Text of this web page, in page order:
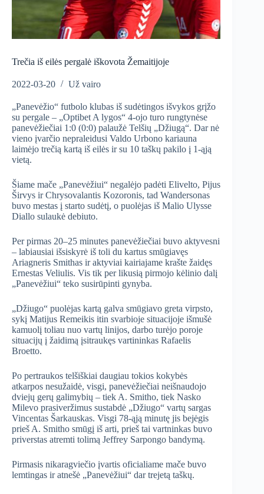
Trečia iš eilės pergalė iškovota Žemaitijoje
2022-03-20 Už vairo
„Panevėžio“ futbolo klubas iš sudėtingos išvykos grįžo
su pergale – „Optibet A lygos“ 4-ojo turo rungtynėse
panevėžiečiai 1:0 (0:0) palaužė Telšių „Džiugą“. Dar nė
vieno įvarčio nepraleidusi Valdo Urbono kariauna
laimėjo trečią kartą iš eilės ir su 10 taškų pakilo į 1-ąją
vietą.
Šiame mače „Panevėžiui“ negalėjo padėti Elivelto, Pijus
Širvys ir Chrysovalantis Kozoronis, tad Wandersonas
buvo mestas į starto sudėtį, o puolėjas iš Malio Ulysse
Diallo sulaukė debiuto.
Per pirmas 20–25 minutes panevėžiečiai buvo aktyvesni
– labiausiai išsiskyrė iš toli du kartus smūgiavęs
Ariagneris Smithas ir aktyviai kairiajame krašte žaidęs
Ernestas Veliulis. Vis tik per likusią pirmojo kėlinio dalį
„Panevėžiui“ teko susirūpinti gynyba.
„Džiugo“ puolėjas kartą galva smūgiavo greta virpsto,
sykį Matijus Remeikis itin svarbioje situacijoje išmušė
kamuolį toliau nuo vartų linijos, darbo turėjo poroje
situacijų į žaidimą įsitraukęs vartininkas Rafaelis
Broetto.
Po pertraukos telšiškiai daugiau tokios kokybės
atkarpos nesužaidė, visgi, panevėžiečiai neišnaudojo
dviejų gerų galimybių – tiek A. Smitho, tiek Nasko
Milevo prasiveržimus sustabdė „Džiugo“ vartų sargas
Vincentas Šarkauskas. Visgi 78-ąją minutę jis bejėgis
prieš A. Smitho smūgį iš arti, prieš tai vartninkas buvo
priverstas atremti tolimą Jeffrey Sarpongo bandymą.
Pirmasis nikaragviečio įvartis oficialiame mače buvo
lemtingas ir atnešė „Panevėžiui“ dar trejetą taškų.